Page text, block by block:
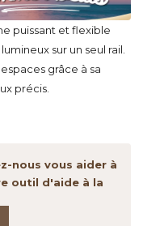
puissant et flexible
sur un seul rail.
grâce à sa
précis.
nous vous aider à
outil d'aide à la